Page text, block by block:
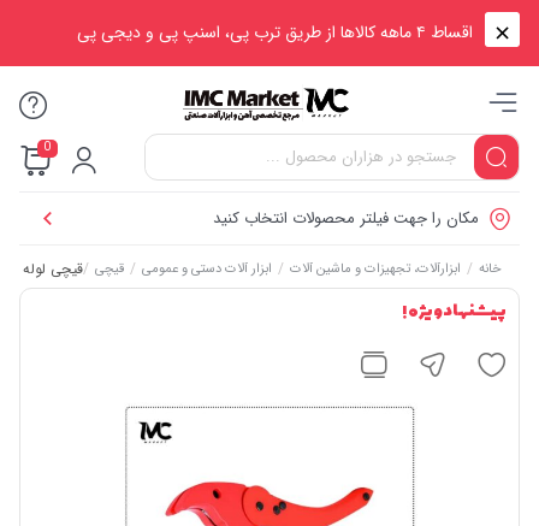
اقساط ۴ ماهه کالاها از طریق ترب پی، اسنپ پی و دیجی پی
0
مکان را جهت فیلتر محصولات انتخاب کنید
خانه / ابزارآلات، تجهیزات و ماشین آلات / ابزار آلات دستی و عمومی / قیچی /قیچی لوله بر
پیشنهاد ویژه !